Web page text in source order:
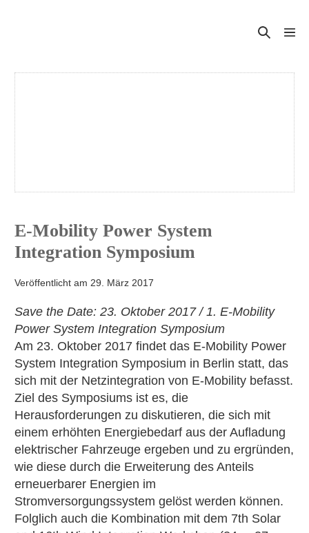
Suche-
E-Mobility Power System
Integration Symposium
Veröffentlicht am 29. März 2017
Save the Date: 23. Oktober 2017 / 1. E-Mobility
Power System Integration Symposium
Am 23. Oktober 2017 findet das E-Mobility Power
System Integration Symposium in Berlin statt, das
sich mit der Netzintegration von E-Mobility befasst.
Ziel des Symposiums ist es, die
Herausforderungen zu diskutieren, die sich mit
einem erhöhten Energiebedarf aus der Aufladung
elektrischer Fahrzeuge ergeben und zu ergründen,
wie diese durch die Erweiterung des Anteils
erneuerbarer Energien im
Stromversorgungssystem gelöst werden können.
Folglich auch die Kombination mit dem 7th Solar